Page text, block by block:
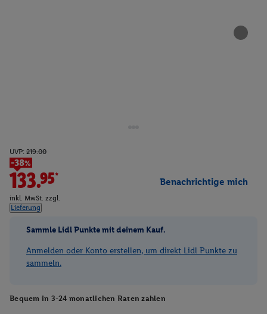
UVP: 219.00
-38%
133.95*
inkl. MwSt. zzgl.
Lieferung
Benachrichtige mich
Sammle Lidl Punkte mit deinem Kauf.
Anmelden oder Konto erstellen, um direkt Lidl Punkte zu
sammeln.
Bequem in 3-24 monatlichen Raten zahlen